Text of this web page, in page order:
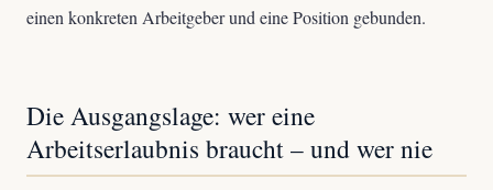
einen konkreten Arbeitgeber und eine Position gebunden.
Die Ausgangslage: wer eine
Arbeitserlaubnis braucht – und wer nie